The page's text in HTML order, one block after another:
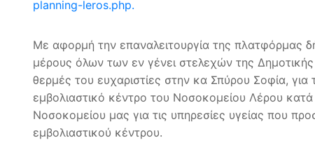
planning-leros.php.
Με αφορμή την επαναλειτουργία της πλατφόρμας
μέρους όλων των εν γένει στελεχών της
θερμές του ευχαριστίες στην κα Σπύρου Σοφία,
εμβολιαστικό κέντρο του Νοσοκομείου Λέρου
Νοσοκομείου μας για τις υπηρεσίες υγείας που
εμβολιαστικού κέντρου.